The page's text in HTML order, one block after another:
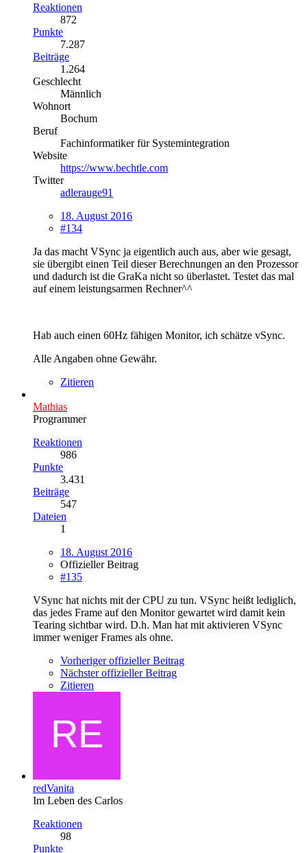
Reaktionen
872
Punkte
7.287
Beiträge
1.264
Geschlecht
Männlich
Wohnort
Bochum
Beruf
Fachinformatiker für Systemintegration
Website
https://www.bechtle.com
Twitter
adlerauge91
18. August 2016
#134
Ja das macht VSync ja eigentlich auch aus, aber wie gesagt,
sie übergibt einen Teil dieser Berechnungen an den Prozessor
und dadurch ist die GraKa nicht so überlastet. Testet das mal
auf einem leistungsarmen Rechner^^
Hab auch einen 60Hz fähigen Monitor, ich schätze vSync.
Alle Angaben ohne Gewähr.
Zitieren
Mathias
Programmer
Reaktionen
986
Punkte
3.431
Beiträge
547
Dateien
1
18. August 2016
Offizieller Beitrag
#135
VSync hat nichts mit der CPU zu tun. VSync heißt lediglich,
das jedes Frame auf den Monitor gewartet wird damit kein
Tearing sichtbar wird. D.h. Man hat mit aktivieren VSync
immer weniger Frames als ohne.
Vorheriger offizieller Beitrag
Nächster offizieller Beitrag
Zitieren
redVanita
Im Leben des Carlos
Reaktionen
98
Punkte